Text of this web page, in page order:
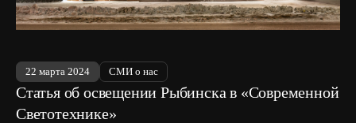
22 марта 2024 СМИ о нас
Статья об освещении Рыбинска в «Современной
Светотехнике»